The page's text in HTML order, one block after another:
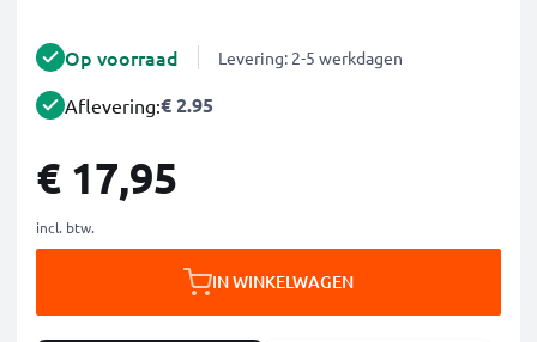
Op voorraad Levering: 2-5 werkdagen
Aflevering:€ 2.95
€ 17,95
incl. btw.
IN WINKELWAGEN